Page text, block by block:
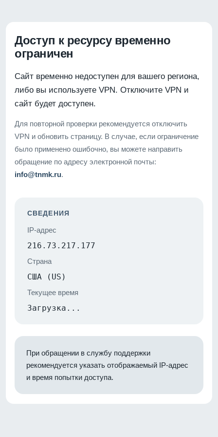
Доступ к ресурсу временно
ограничен
Сайт временно недоступен для вашего региона,
либо вы используете VPN. Отключите VPN и
сайт будет доступен.
Для повторной проверки рекомендуется отключить
VPN и обновить страницу. В случае, если ограничение
было применено ошибочно, вы можете направить
обращение по адресу электронной почты:
info@tnmk.ru.
СВЕДЕНИЯ
IP-адрес
216.73.217.177
Страна
США (US)
Текущее время
Загрузка...
При обращении в службу поддержки
рекомендуется указать отображаемый IP-адрес
и время попытки доступа.